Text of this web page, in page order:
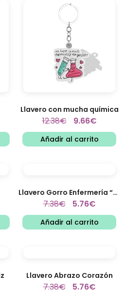
Llavero con mucha química
12.38€ 9.66€
Añadir al carrito
Llavero Gorro Enfermería “Cofia”
7.38€ 5.76€
Añadir al carrito
Llavero Abrazo Corazón
7.38€ 5.76€